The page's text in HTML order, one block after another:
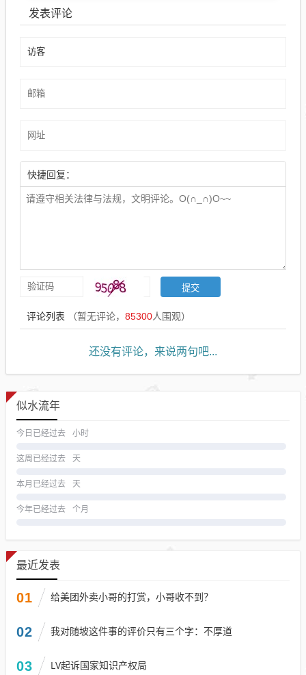
发表评论
快捷回复：
评论列表 （暂无评论， 85300人围观）
还没有评论，来说两句吧...
似水流年
今日已经过去 小时
这周已经过去 天
本月已经过去 天
今年已经过去 个月
最近发表
01 给美团外卖小哥的打赏，小哥收不到？
02 我对随坡这件事的评价只有三个字：不厚道
03 LV起诉国家知识产权局